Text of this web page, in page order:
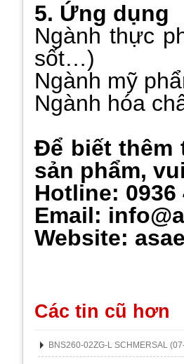
5. Ứng dụng
Ngành thực
sốt…)
Ngành mỹ
Ngành hóa
Để biết thêm
sản phẩm,
Hotline: 0936
Email:
Website:
Các tin cũ hơn
BNS260-02ZG-L SCHMERSAL